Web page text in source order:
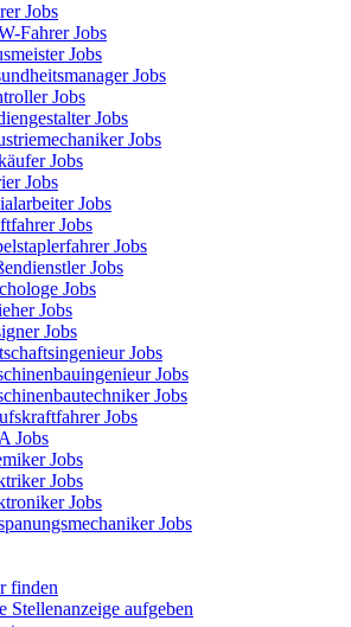
Jobs
Fahrer Jobs
Jobs
Jobs
Jobs
Jobs
Jobs
Jobs
Jobs
Jobs
Jobs
Jobs
Jobs
Jobs
Jobs
Jobs
Jobs
Jobs
Jobs
Jobs
Jobs
Jobs
Jobs
Jobs
Jobs
finden
Stellenanzeige aufgeben